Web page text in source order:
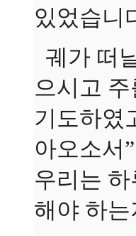
있었습니
궤가 떠
으시고
기도하였
아오소서
우리는
해야 하